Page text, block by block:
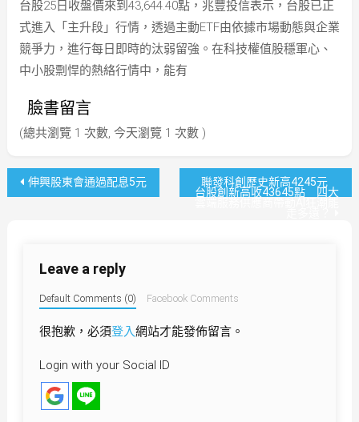
台股25日收盤價來到43,644.40點，兆豐投信表示，台股已正
式進入「主升段」行情，透過主動ETF由依據市場動態與企業
競爭力，進行每日即時的汰弱留強。在科技權值股穩軍心、
中小股剽悍的熱絡行情中，能有
臉書留言
(總共瀏覽 1 次數, 今天瀏覽 1 次數 )
文伸興股東會通過配息5元
聯發科創歷史新高4245元
台股創新高收43645點 四大
Leave a reply
Default Comments (0) Facebook Comments
很抱歉，必須登入網站才能發佈留言。
Login with your Social ID